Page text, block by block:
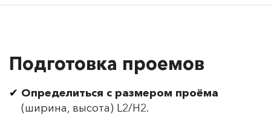
Подготовка проемов
Определиться с размером проёма
(ширина, высота) L2/H2.